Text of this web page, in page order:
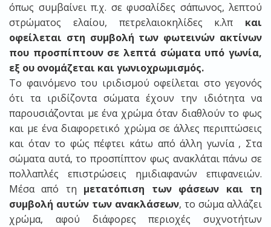
όπως συμβαίνει π.χ. σε φυσαλίδες σάπωνος, λεπτού
στρώματος ελαίου, πετρελαιοκηλίδες κ.λπ και
οφείλεται στη συμβολή των φωτεινών ακτίνων
που προσπίπτουν σε λεπτά σώματα υπό γωνία,
εξ ου ονομάζεται και γωνιοχρωμισμός.
Το φαινόμενο του ιριδισμού οφείλεται στο γεγονός
ότι τα ιριδίζοντα σώματα έχουν την ιδιότητα να
παρουσιάζονται με ένα χρώμα όταν διαθλούν το φως
και με ένα διαφορετικό χρώμα σε άλλες περιπτώσεις
και όταν το φώς πέφτει κάτω από άλλη γωνία , Στα
σώματα αυτά, το προσπίπτον φως ανακλάται πάνω σε
πολλαπλές επιστρώσεις ημιδιαφανών επιφανειών.
Μέσα από τη μετατόπιση των φάσεων και τη
συμβολή αυτών των ανακλάσεων, το σώμα αλλάζει
χρώμα, αφού διάφορες περιοχές συχνοτήτων